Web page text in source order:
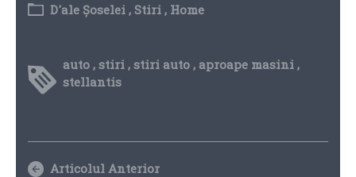
D'ale Șoselei , Stiri , Home
auto, stiri, stiri auto, aproape masini,
stellantis
Articolul Anterior